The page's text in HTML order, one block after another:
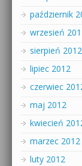
październik
wrzesień
sierpień 2012
lipiec 2012
czerwiec
maj 2012
kwiecień
marzec 2012
luty 2012